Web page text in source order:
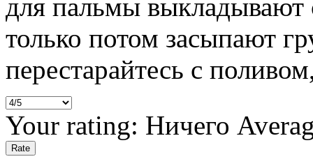
для пальмы выкладывают
только потом засыпают
перестарайтесь с
Your rating: Ничего